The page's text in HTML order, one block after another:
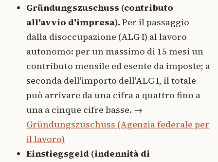
Gründungszuschuss (contributo
all'avvio d'impresa). Per il passaggio
dalla disoccupazione (ALG I) al lavoro
autonomo: per un massimo di 15 mesi un
contributo mensile ed esente da imposte; a
seconda dell'importo dell'ALG I, il totale
può arrivare da una cifra a quattro fino a
una a cinque cifre basse. →
Gründungszuschuss (Agenzia federale per
il lavoro)
Einstiegsgeld (indennità di